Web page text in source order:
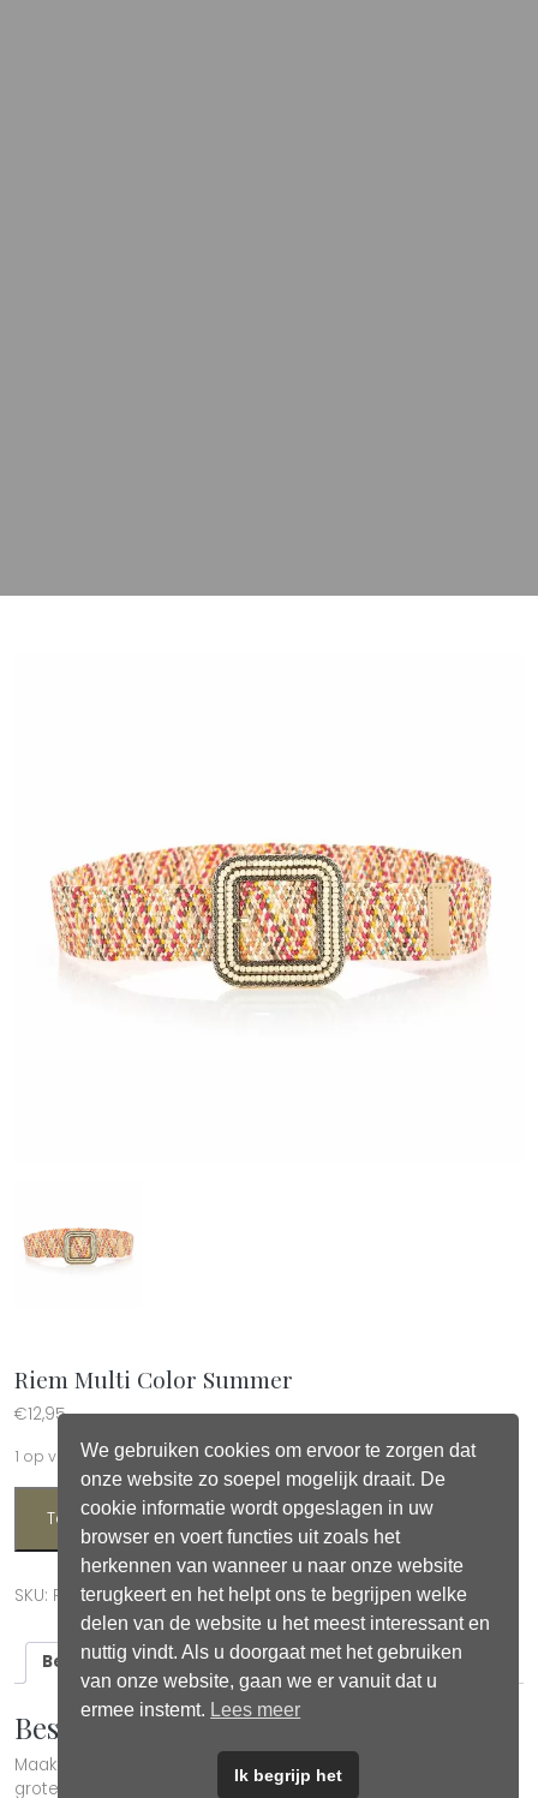
Riem Multi Color Summer
€12,95
1 op voorraad
Riem Multi Color Summer aantal
Toevoegen aan winkelwagen
SKU: R02 Categorie:Strandjurkjes & Riemen
Beschrijving Aanvullende informatie
Beschrijving
Maak je zomerse (strand)outfit af met deze boho riemen met
grote gesp in diverse (natuurlijke) kleuren.
We gebruiken cookies om ervoor te zorgen dat
onze website zo soepel mogelijk draait. De
cookie informatie wordt opgeslagen in uw
browser en voert functies uit zoals het
herkennen van wanneer u naar onze website
terugkeert en het helpt ons te begrijpen welke
delen van de website u het meest interessant en
nuttig vindt. Als u doorgaat met het gebruiken
van onze website, gaan we er vanuit dat u
ermee instemt. Lees meer
Ik begrijp het